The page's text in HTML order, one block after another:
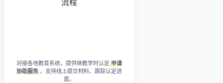
对接各地教育系统，提供继教学时认定 申请
协助服务 ，支持线上提交材料、跟踪认定进
度。